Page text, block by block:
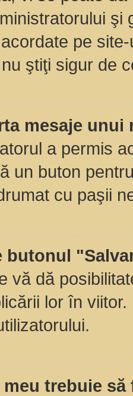
şi
pe
ştiţi sigur de
mesaje unui
a permis
un buton
cu paşii
butonul
vă dă
lor în
meu trebuie